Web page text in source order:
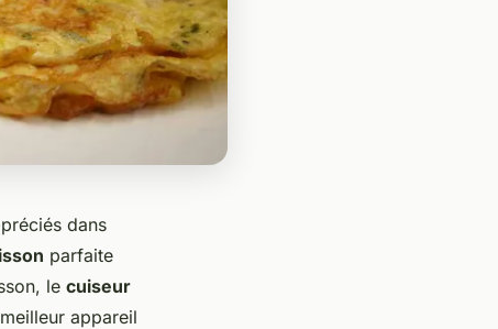
dans
parfaite
le cuiseur
appareil